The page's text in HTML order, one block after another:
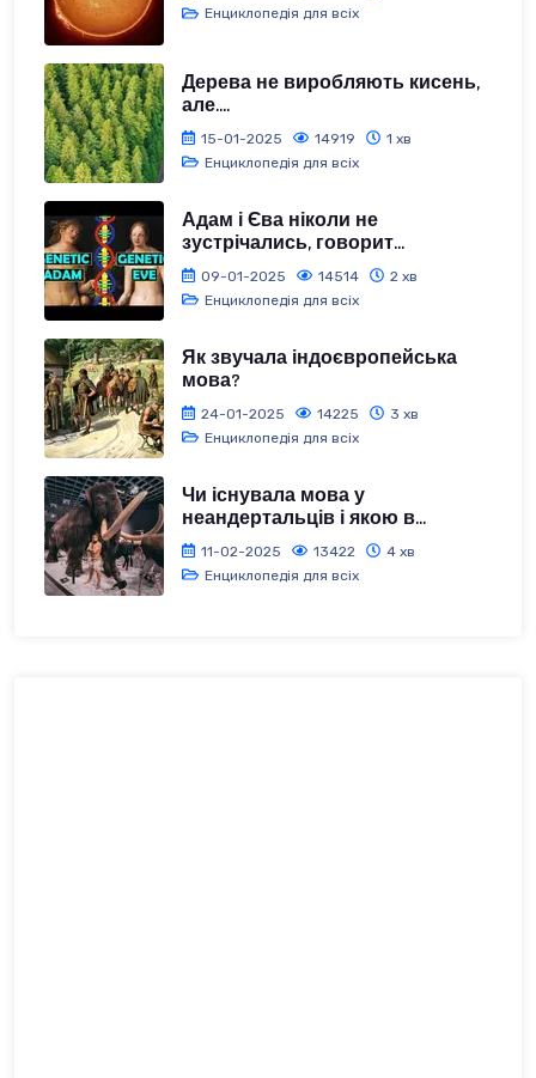
Енциклопедія для всіх
Дерева не виробляють кисень,
але....
15-01-2025 14919
1 хв
Енциклопедія для всіх
Адам і Єва ніколи не
зустрічались, говорит...
09-01-2025 14514
2 хв
Енциклопедія для всіх
Як звучала індоєвропейська
мова?
24-01-2025 14225
3 хв
Енциклопедія для всіх
Чи існувала мова у
неандертальців і якою в...
11-02-2025 13422
4 хв
Енциклопедія для всіх